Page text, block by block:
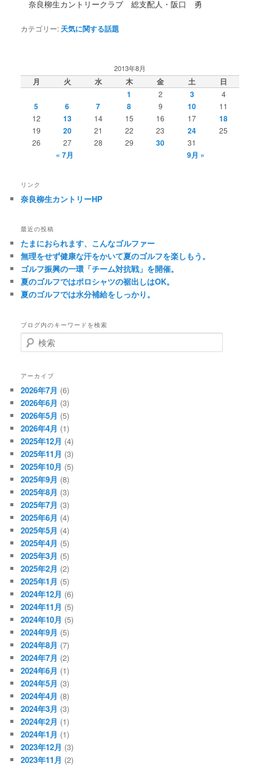
奈良柳生カントリークラブ 総支配人・阪口 勇
カテゴリー: 天気に関する話題
2013年8月
月 火 水 木 金 土
日
1
2 3 4
5 6 7 8 9 10
11
12
13 14 15 16 17 18
19 20 21 22 23 24
25
26
27 28 29 30 31
« 7月 9月 »
リンク
奈良柳生カントリーHP
最近の投稿
たまにおられます、こんなゴルファー
無理をせず健康な汗をかいて夏のゴルフを楽しもう。
ゴルフ振興の一環「チーム対抗戦」を開催。
夏のゴルフではポロシャツの裾出しはOK。
夏のゴルフでは水分補給をしっかり。
ブログ内のキーワードを検索
検
索
アーカイブ
2026年7月 (6)
2026年6月 (3)
2026年5月 (5)
2026年4月 (1)
2025年12月 (4)
2025年11月 (3)
2025年10月 (5)
2025年9月 (8)
2025年8月 (3)
2025年7月 (3)
2025年6月 (4)
2025年5月 (4)
2025年4月 (5)
2025年3月 (5)
2025年2月 (2)
2025年1月 (5)
2024年12月 (6)
2024年11月 (5)
2024年10月 (5)
2024年9月 (5)
2024年8月 (7)
2024年7月 (2)
2024年6月 (1)
2024年5月 (3)
2024年4月 (8)
2024年3月 (3)
2024年2月 (1)
2024年1月 (1)
2023年12月 (3)
2023年11月 (2)